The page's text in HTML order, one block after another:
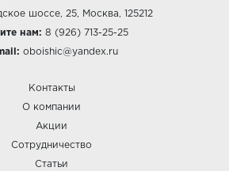
шоссе, 25, Москва, 125212
нам: 8 (926) 713-25-25
oboishic@yandex.ru
Контакты
О компании
Акции
Сотрудничество
Статьи